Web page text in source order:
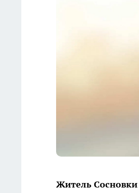
Житель Сосновки